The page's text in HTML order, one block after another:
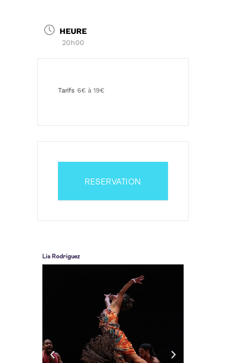
HEURE
20h00
Tarifs 6€ à 19€
RESERVATION
Lia Rodriguez